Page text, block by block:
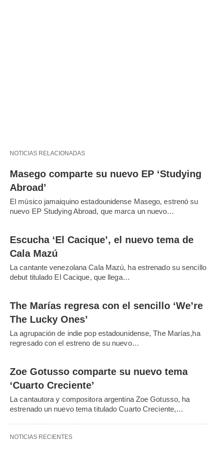
NOTICIAS RELACIONADAS
Masego comparte su nuevo EP ‘Studying
Abroad’
El músico jamaiquino estadounidense Masego, estrenó su
nuevo EP Studying Abroad, que marca un nuevo…
Escucha ‘El Cacique’, el nuevo tema de
Cala Mazú
La cantante venezolana Cala Mazú, ha estrenado su sencillo
debut titulado El Cacique, que llega…
The Marías regresa con el sencillo ‘We’re
The Lucky Ones’
La agrupación de indie pop estadounidense, The Marías,ha
regresado con el estreno de su nuevo…
Zoe Gotusso comparte su nuevo tema
‘Cuarto Creciente’
La cantautora y compositora argentina Zoe Gotusso, ha
estrenado un nuevo tema titulado Cuarto Creciente,…
NOTICIAS RECIENTES